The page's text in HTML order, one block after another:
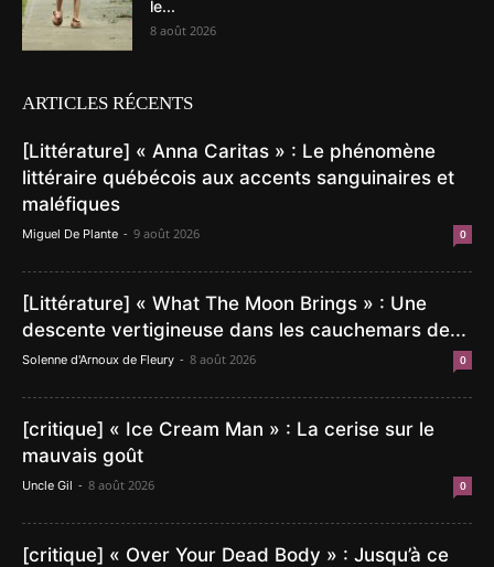
le...
8 août 2026
ARTICLES RÉCENTS
[Littérature] « Anna Caritas » : Le phénomène
littéraire québécois aux accents sanguinaires et
maléfiques
Miguel De Plante - 9 août 2026 0
[Littérature] « What The Moon Brings » : Une
descente vertigineuse dans les cauchemars de...
Solenne d'Arnoux de Fleury - 8 août 2026 0
[critique] « Ice Cream Man » : La cerise sur le
mauvais goût
Uncle Gil - 8 août 2026 0
[critique] « Over Your Dead Body » : Jusqu’à ce